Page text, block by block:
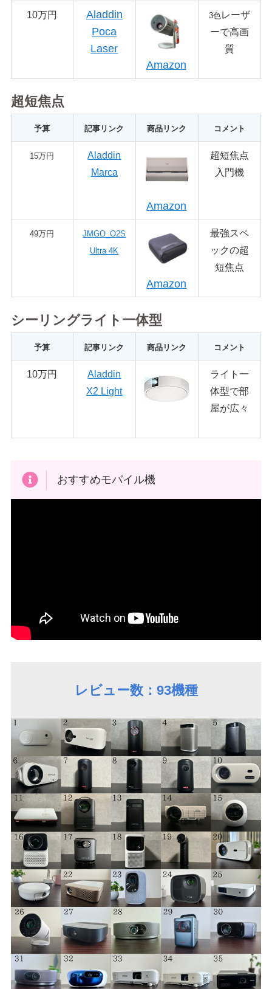
10万円
Aladdin
Poca
Laser
Amazon
3色レーザ
ーで高画
質
超短焦点
予算 記事リンク 商品リンク コメント
15万円
Aladdin
Marca
Amazon
超短焦点
入門機
49万円
JMGO_O2S
Ultra 4K
Amazon
最強スペ
ックの超
短焦点
シーリングライト一体型
予算 記事リンク 商品リンク コメント
10万円
Aladdin
X2 Light
ライト一
体型で部
屋が広々
おすすめモバイル機
レビュー数：93機種